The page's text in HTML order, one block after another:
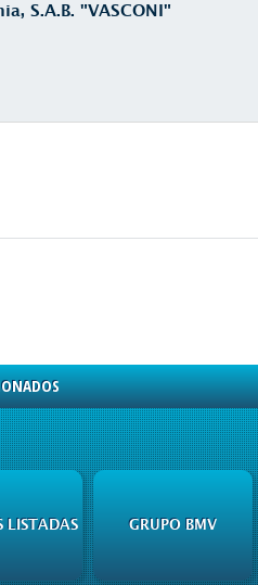
S.A.B. "VASCONI"
LISTADAS GRUPO BMV